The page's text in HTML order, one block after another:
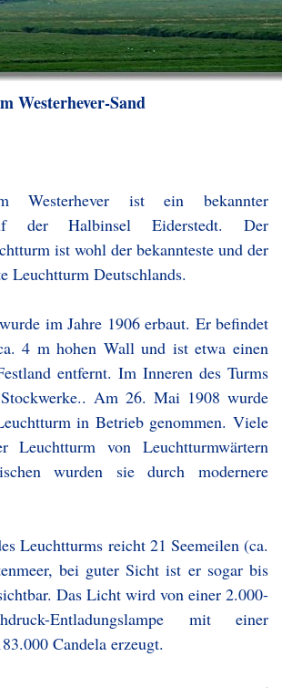
Westerhever-Sand
Westerhever ist ein bekannter
der Halbinsel Eiderstedt. Der
ist wohl der bekannteste und der
Leuchtturm Deutschlands.
im Jahre 1906 erbaut. Er befindet
4 m hohen Wall und ist etwa einen
entfernt. Im Inneren des Turms
Am 26. Mai 1908 wurde
in Betrieb genommen. Viele
Leuchtturm von Leuchtturmwärtern
wurden sie durch modernere
Leuchtturms reicht 21 Seemeilen (ca.
bei guter Sicht ist er sogar bis
Das Licht wird von einer 2.000-
Entladungslampe mit einer
Candela erzeugt.